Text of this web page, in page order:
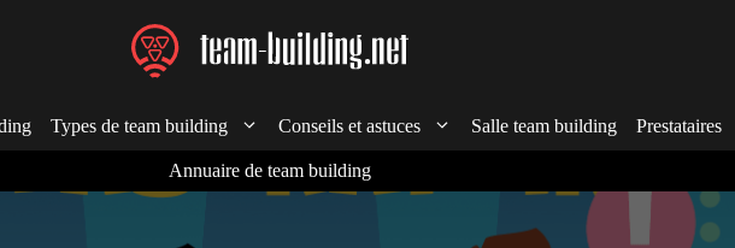
Types de team building Conseils et astuces Salle team building Prestataires
Annuaire de team building